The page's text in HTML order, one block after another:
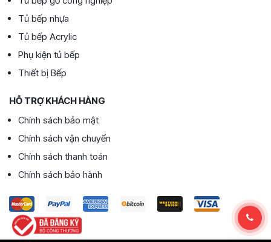
Tủ bếp nhựa
Tủ bếp Acrylic
Phụ kiện tủ bếp
Thiết bị Bếp
HỖ TRỢ KHÁCH HÀNG
Chính sách bảo mật
Chính sách vận chuyển
Chính sách thanh toán
Chính sách bảo hành